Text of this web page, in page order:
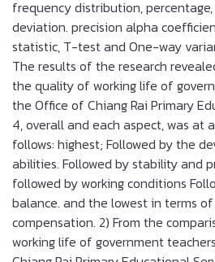
frequency distribution,
deviation. precision alpha
statistic, T-test and One-way
The results of the research
the quality of working life of
the Office of Chiang Rai Primary
4, overall and each aspect, was at
follows: highest; Followed by the
abilities. Followed by stability and
followed by working conditions
balance. and the lowest in terms
compensation. 2) From the
working life of government